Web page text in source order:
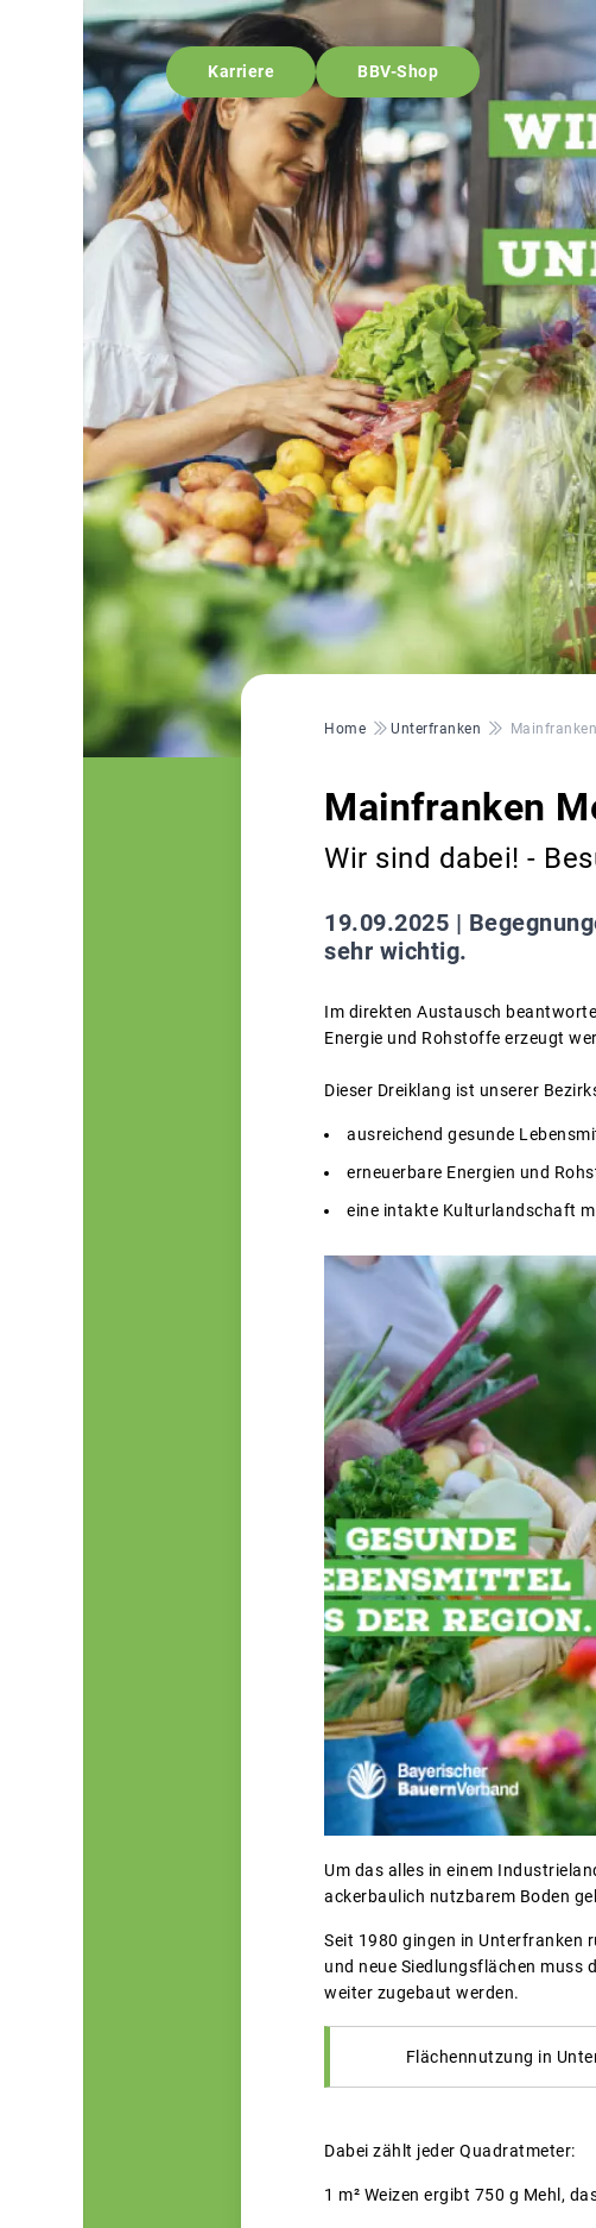
Karriere BBV-Shop
Pfadnavigation
Home Unterfranken
Mainfranken
Wir sind dabei! -
19.09.2025 |
sehr wichtig.
Im direkten Austausch
Energie und Rohstoffe erzeugt
Dieser Dreiklang ist unserer
ausreichend gesunde
erneuerbare Energien und
eine intakte Kulturlandschaft
Um das alles in einem
ackerbaulich nutzbarem Boden
Seit 1980 gingen in Unterfranken
und neue Siedlungsflächen muss
weiter zugebaut werden.
Flächennutzung in
Dabei zählt jeder Quadratmeter:
1 m² Weizen ergibt 750 g Mehl,